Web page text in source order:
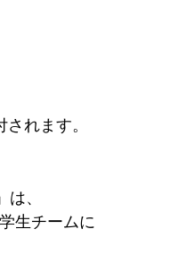
れます。
、
生チームに